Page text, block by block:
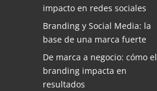
impacto en redes sociales
Branding y Social Media: la
base de una marca fuerte
De marca a negocio: cómo el
branding impacta en
resultados